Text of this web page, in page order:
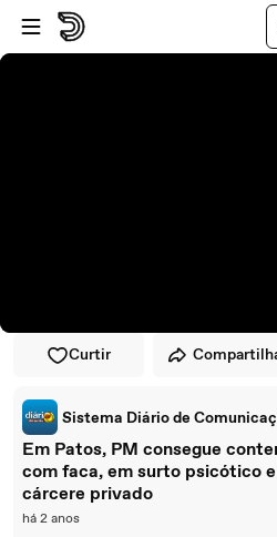
Pular para o player
Ir para o conteúdo principal
Curtir
Sistema Diário de
Em Patos, PM consegue
com faca, em surto psicótico
cárcere privado
há 2 anos